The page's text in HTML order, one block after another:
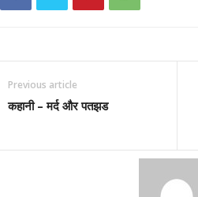
Previous article
कहानी – मर्द और पतझड